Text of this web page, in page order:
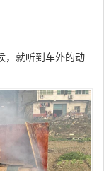
，就听到车外的动